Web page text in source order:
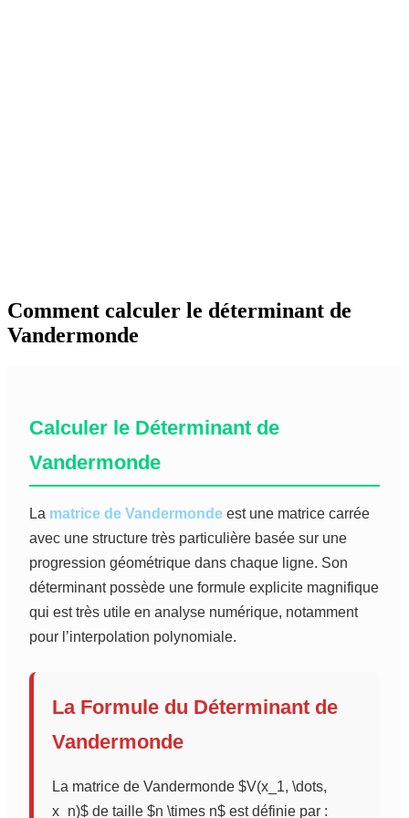
Comment calculer le déterminant de
Vandermonde
Calculer le Déterminant de
Vandermonde
La matrice de Vandermonde est une matrice carrée
avec une structure très particulière basée sur une
progression géométrique dans chaque ligne. Son
déterminant possède une formule explicite magnifique
qui est très utile en analyse numérique, notamment
pour l’interpolation polynomiale.
La Formule du Déterminant de
Vandermonde
La matrice de Vandermonde $V(x_1, \dots,
x_n)$ de taille $n \times n$ est définie par :